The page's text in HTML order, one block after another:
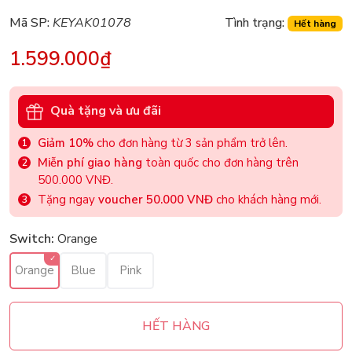
Mã SP:KEYAK01078 Tình trạng: Hết hàng
1.599.000₫
Quà tặng và ưu đãi
Giảm 10% cho đơn hàng từ 3 sản phẩm trở lên.
Miễn phí giao hàng toàn quốc cho đơn hàng trên
500.000 VNĐ.
Tặng ngay voucher 50.000 VNĐ cho khách hàng mới.
Switch: Orange
Orange Blue Pink
HẾT HÀNG